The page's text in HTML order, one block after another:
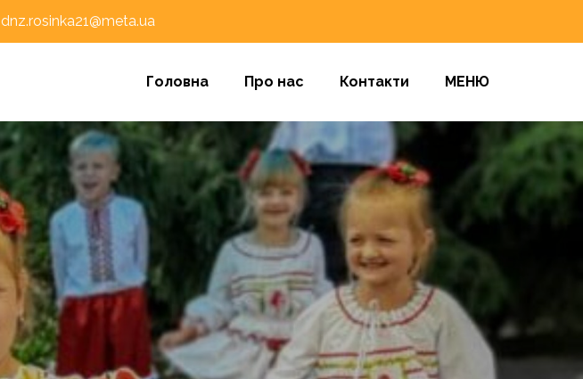
dnz.rosinka21@meta.ua
Головна Про нас Контакти МЕНЮ